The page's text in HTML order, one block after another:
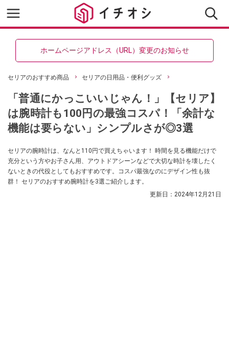
ホームページアドレス（URL）変更のお知らせ
セリアのおすすめ商品 セリアの日用品・便利グッズ
「普通にかっこいいじゃん！」【セリア】
は腕時計も100円の最強コスパ！「余計な
機能は要らない」シンプルさが◎3選
セリアの腕時計は、なんと110円で買えちゃいます！ 時間を見る機能だけで
充分という方やお子さん用、アウトドアシーンなどで大切な時計を壊したく
ないときの代役としてもおすすめです。コスパ最強なのにデザイン性も抜
群！ セリアのおすすめ腕時計を3選ご紹介します。
更新日： 2024年12月21日